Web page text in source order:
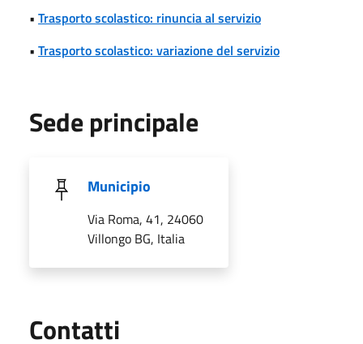
• Trasporto scolastico: rinuncia al servizio
• Trasporto scolastico: variazione del servizio
Sede principale
Municipio
Via Roma, 41, 24060
Villongo BG, Italia
Contatti